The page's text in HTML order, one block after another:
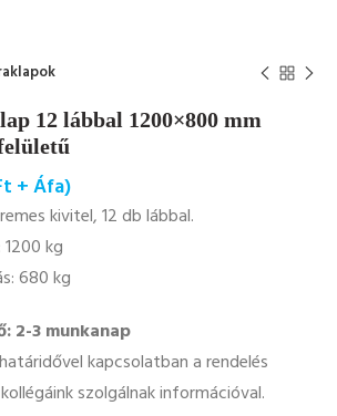
12 lábbal 1200×800 mm
+ Áfa)
kivitel, 12 db lábbal.
kg
680 kg
2-3 munkanap
kapcsolatban a rendelés
szolgálnak információval.